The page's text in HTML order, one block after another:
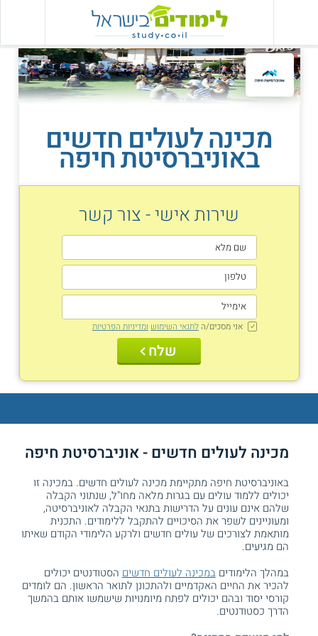
מכינה לעולים חדשים
באוניברסיטת חיפה
שירות אישי - צור קשר
אני מסכים/ה לתנאי השימוש ומדיניות הפרטיות
שלח
מכינה לעולים חדשים - אוניברסיטת חיפה
באוניברסיטת חיפה מתקיימת מכינה לעולים חדשים. במכינה זו
יכולים ללמוד עולים עם בגרות מלאה מחו"ל, שנתוני הקבלה
שלהם אינם עונים על הדרישות בתנאי הקבלה לאוניברסיטה,
ומעוניינים לשפר את הסיכויים להתקבל ללימודים. התכנית
מותאמת לצורכים של עולים חדשים ולרקע הלימודי הקודם שאיתו
הם מגיעים.
במהלך הלימודיםבמכינה לעולים חדשים הסטודנטים יכולים
להכיר את החיים האקדמיים ולהתכונן לתואר הראשון. הם לומדים
קורסי יסוד ובהם יכולים לפתח מיומנויות שישמשו אותם בהמשך
הדרך כסטודנטים.